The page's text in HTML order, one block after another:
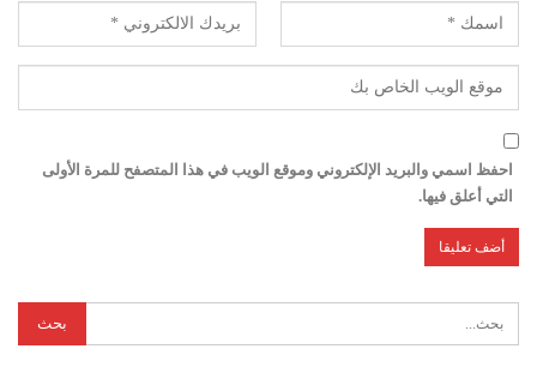
احفظ اسمي والبريد الإلكتروني وموقع الويب في هذا المتصفح للمرة الأولى
التي أعلق فيها.